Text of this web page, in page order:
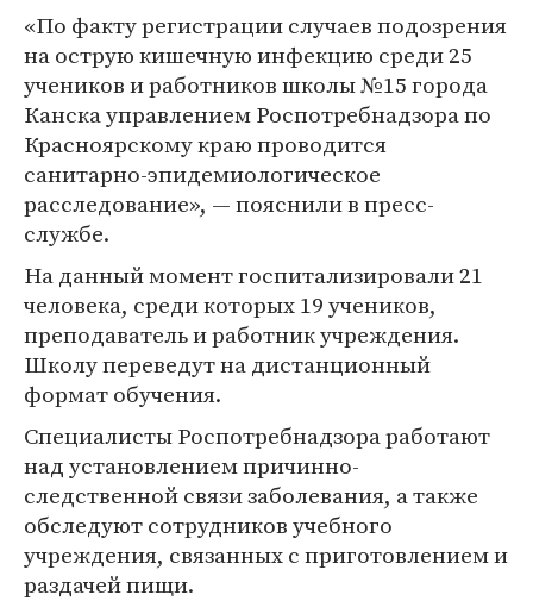
«По факту регистрации случаев подозрения
на острую кишечную инфекцию среди 25
учеников и работников школы №15 города
Канска управлением Роспотребнадзора по
Красноярскому краю проводится
санитарно-эпидемиологическое
расследование», — пояснили в пресс-
службе.
На данный момент госпитализировали 21
человека, среди которых 19 учеников,
преподаватель и работник учреждения.
Школу переведут на дистанционный
формат обучения.
Специалисты Роспотребнадзора работают
над установлением причинно-
следственной связи заболевания, а также
обследуют сотрудников учебного
учреждения, связанных с приготовлением и
раздачей пищи.